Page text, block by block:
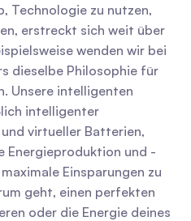
Technologie zu nutzen,
erstreckt sich weit über
wenden wir bei
dieselbe Philosophie für
Unsere intelligenten
intelligenter
virtueller Batterien,
Energieproduktion und -
Einsparungen zu
geht, einen perfekten
oder die Energie deines